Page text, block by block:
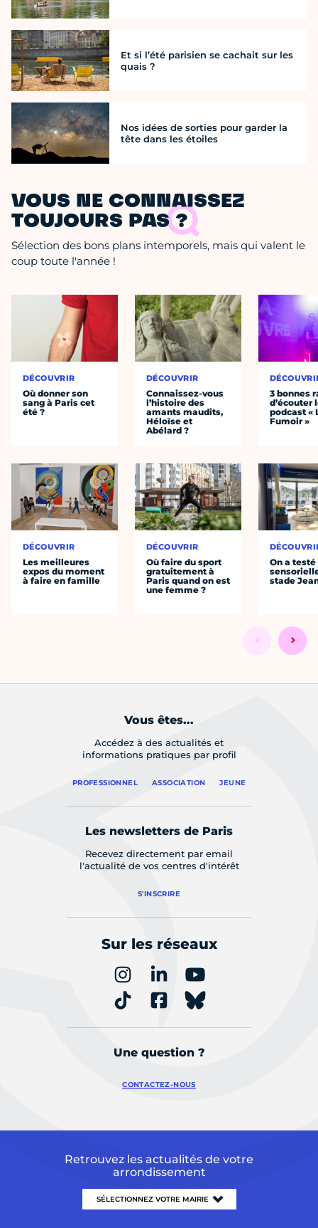
Et si l’été parisien se cachait sur les
quais ?
Nos idées de sorties pour garder la
tête dans les étoiles
VOUS NE CONNAISSEZ
TOUJOURS PAS ?
Sélection des bons plans intemporels, mais qui valent le
coup toute l'année !
DÉCOUVRIR
Où donner son
sang à Paris cet
été ?
DÉCOUVRIR
Les meilleures
expos du moment
à faire en famille
DÉCOUVRIR
Connaissez-vous
l’histoire des
amants maudits,
Héloïse et
Abélard ?
DÉCOUVRIR
Où faire du sport
gratuitement à
Paris quand on est
une femme ?
3 bonnes
d’écouter
podcast «
Fumoir »
On a
stade
Vous êtes...
Accédez à des actualités et
informations pratiques par profil
PROFESSIONNEL ASSOCIATION JEUNE
Les newsletters de Paris
Recevez directement par email
l'actualité de vos centres d'intérêt
S'INSCRIRE
Sur les réseaux
Une question ?
CONTACTEZ-NOUS
Retrouvez les actualités de votre
arrondissement